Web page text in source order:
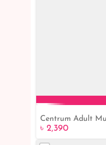
Centrum Adult
৳ 2,390